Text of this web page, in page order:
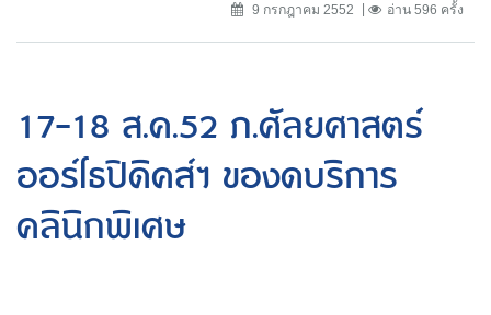
9 กรกฎาคม 2552 อ่าน 596 ครั้ง
17-18 ส.ค.52 ภ.ศัลยศาสตร์
ออร์โธปิดิคส์ฯ ของดบริการ
คลินิกพิเศษ